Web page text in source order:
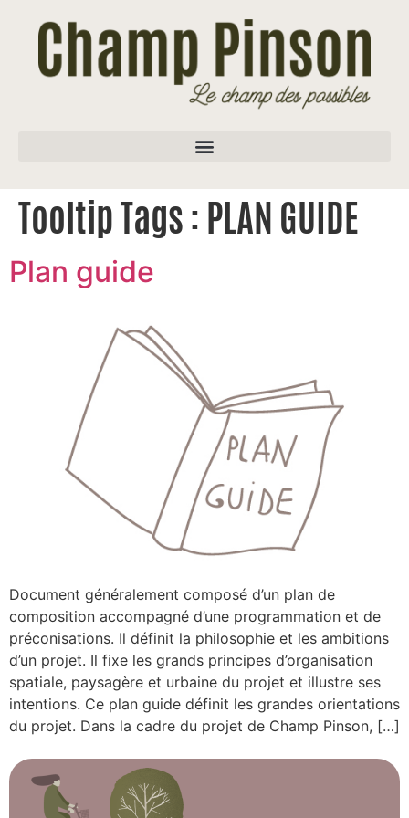
Tooltip Tags :PLAN GUIDE
Plan guide
Document généralement composé d’un plan de
composition accompagné d’une programmation et de
préconisations. Il définit la philosophie et les ambitions
d’un projet. Il fixe les grands principes d’organisation
spatiale, paysagère et urbaine du projet et illustre ses
intentions. Ce plan guide définit les grandes orientations
du projet. Dans la cadre du projet de Champ Pinson, […]